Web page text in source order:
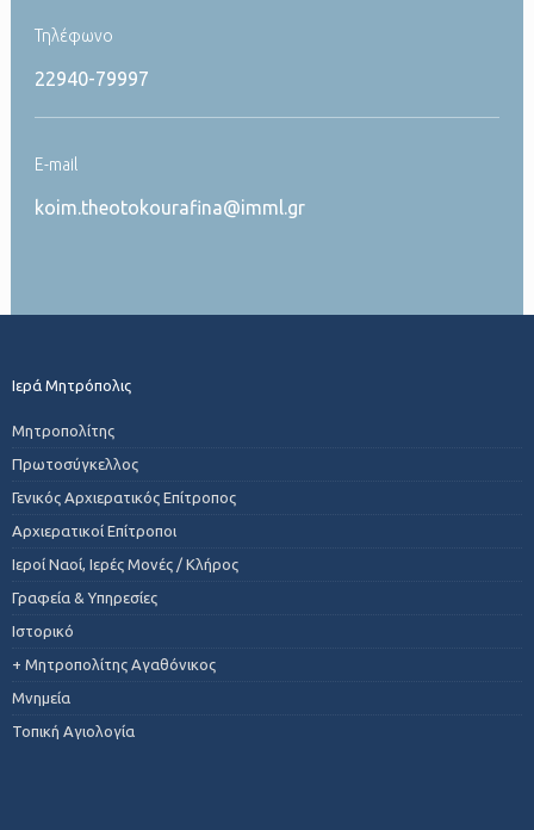
Τηλέφωνο
22940-79997
Ε-mail
koim.theotokourafina@imml.gr
Ιερά Μητρόπολις
Μητροπολίτης
Πρωτοσύγκελλος
Γενικός Αρχιερατικός Επίτροπος
Αρχιερατικοί Επίτροποι
Ιεροί Ναοί, Ιερές Μονές / Κλήρος
Γραφεία & Υπηρεσίες
Ιστορικό
+ Μητροπολίτης Αγαθόνικος
Μνημεία
Τοπική Αγιολογία